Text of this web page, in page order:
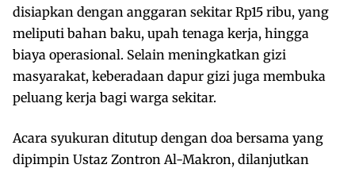
disiapkan dengan anggaran sekitar Rp15 ribu, yang
meliputi bahan baku, upah tenaga kerja, hingga
biaya operasional. Selain meningkatkan gizi
masyarakat, keberadaan dapur gizi juga membuka
peluang kerja bagi warga sekitar.
Acara syukuran ditutup dengan doa bersama yang
dipimpin Ustaz Zontron Al-Makron, dilanjutkan